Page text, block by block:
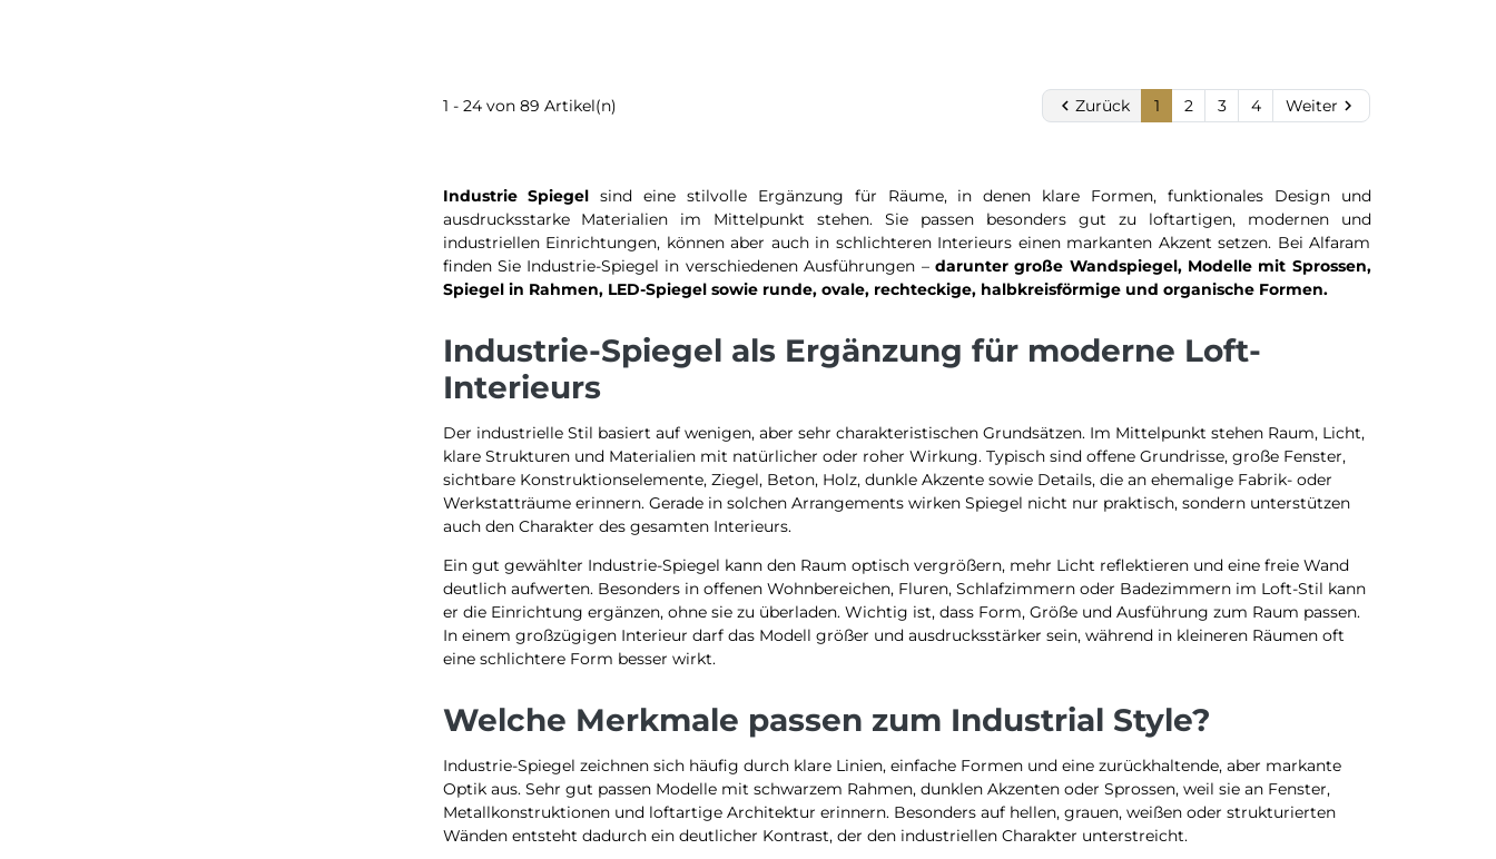
1 - 24 von 89 Artikel(n)  Zurück 1 2 3 4 Weiter 
Industrie Spiegel sind eine stilvolle Ergänzung für Räume, in denen klare Formen, funktionales Design und
ausdrucksstarke Materialien im Mittelpunkt stehen. Sie passen besonders gut zu loftartigen, modernen und
industriellen Einrichtungen, können aber auch in schlichteren Interieurs einen markanten Akzent setzen. Bei Alfaram
finden Sie Industrie-Spiegel in verschiedenen Ausführungen – darunter große Wandspiegel, Modelle mit Sprossen,
Spiegel in Rahmen, LED-Spiegel sowie runde, ovale, rechteckige, halbkreisförmige und organische Formen.
Industrie-Spiegel als Ergänzung für moderne Loft-
Interieurs
Der industrielle Stil basiert auf wenigen, aber sehr charakteristischen Grundsätzen. Im Mittelpunkt stehen Raum, Licht,
klare Strukturen und Materialien mit natürlicher oder roher Wirkung. Typisch sind offene Grundrisse, große Fenster,
sichtbare Konstruktionselemente, Ziegel, Beton, Holz, dunkle Akzente sowie Details, die an ehemalige Fabrik- oder
Werkstatträume erinnern. Gerade in solchen Arrangements wirken Spiegel nicht nur praktisch, sondern unterstützen
auch den Charakter des gesamten Interieurs.
Ein gut gewählter Industrie-Spiegel kann den Raum optisch vergrößern, mehr Licht reflektieren und eine freie Wand
deutlich aufwerten. Besonders in offenen Wohnbereichen, Fluren, Schlafzimmern oder Badezimmern im Loft-Stil kann
er die Einrichtung ergänzen, ohne sie zu überladen. Wichtig ist, dass Form, Größe und Ausführung zum Raum passen.
In einem großzügigen Interieur darf das Modell größer und ausdrucksstärker sein, während in kleineren Räumen oft
eine schlichtere Form besser wirkt.
Welche Merkmale passen zum Industrial Style?
Industrie-Spiegel zeichnen sich häufig durch klare Linien, einfache Formen und eine zurückhaltende, aber markante
Optik aus. Sehr gut passen Modelle mit schwarzem Rahmen, dunklen Akzenten oder Sprossen, weil sie an Fenster,
Metallkonstruktionen und loftartige Architektur erinnern. Besonders auf hellen, grauen, weißen oder strukturierten
Wänden entsteht dadurch ein deutlicher Kontrast, der den industriellen Charakter unterstreicht.